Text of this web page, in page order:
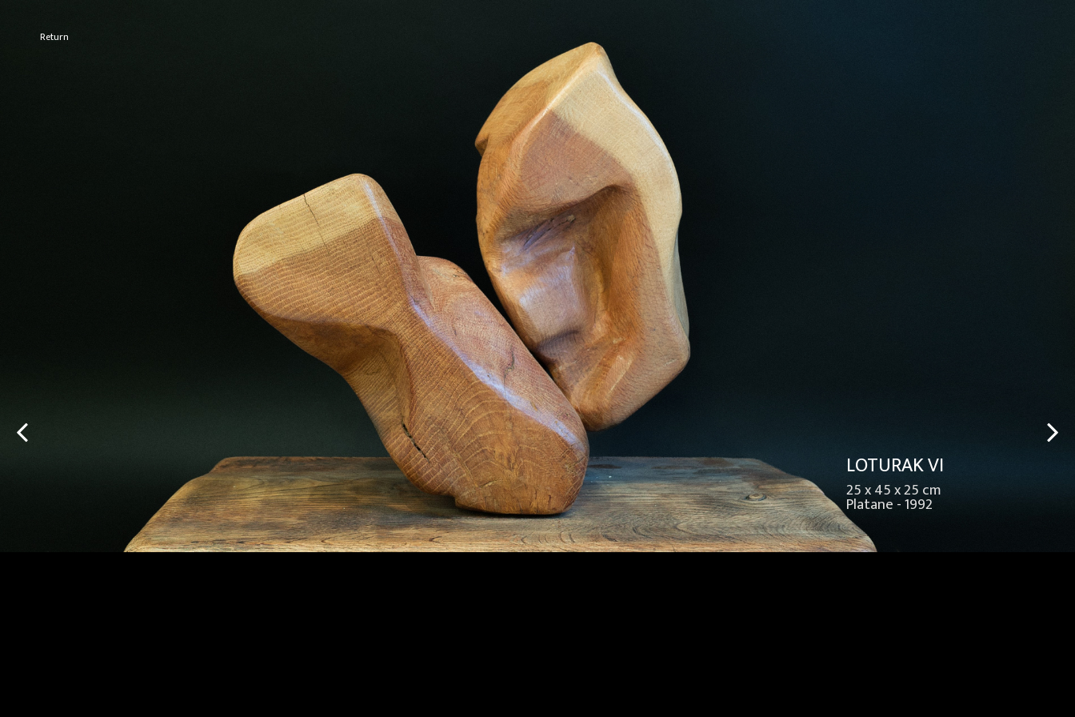
Return
LOTURAK VI
25 x 45 x 25 cm
Platane - 1992